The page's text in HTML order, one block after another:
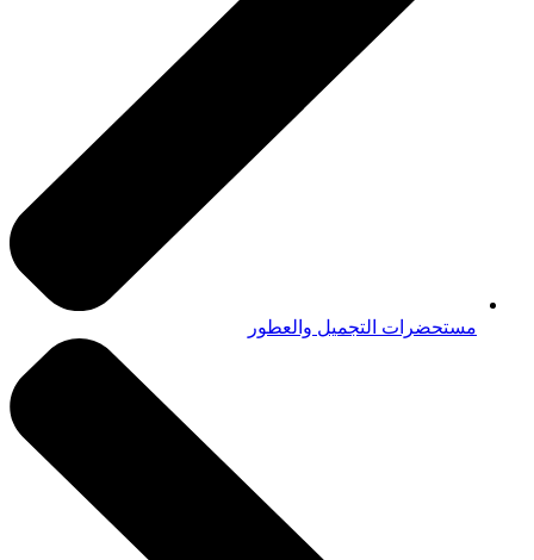
مستحضرات التجميل والعطور